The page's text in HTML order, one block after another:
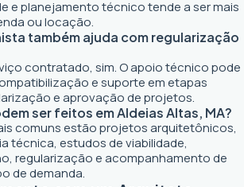
e planejamento técnico tende a ser mais
ou locação.
também ajuda com regularização
contratado, sim. O apoio técnico pode
e suporte em etapas
e aprovação de projetos.
ser feitos em Aldeias Altas, MA?
comuns estão projetos arquitetônicos,
técnica, estudos de viabilidade,
regularização e acompanhamento de
de demanda.